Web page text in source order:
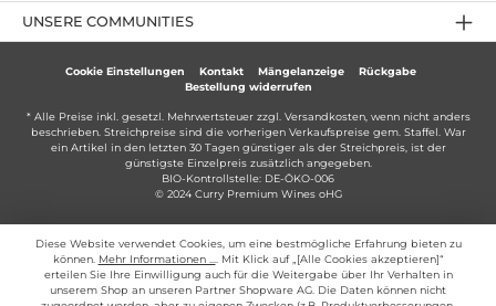
UNSERE COMMUNITIES
Cookie Einstellungen Kontakt Mängelanzeige
Rückgabe
Bestellung widerrufen
* Alle Preise inkl. gesetzl. Mehrwertsteuer zzgl. Versandkosten, wenn nicht anders
beschrieben. Streichpreise sind die vorherigen Verkaufspreise gem. Staffel. War
ein Artikel in den letzten 30 Tagen günstiger als der Streichpreis, ist der
günstigste Einzelpreis zusätzlich angegeben.
BIO-Kontrollstelle: DE-ÖKO-006
© 2024 Curry Premium Wines oHG
Diese Website verwendet Cookies, um eine bestmögliche Erfahrung bieten zu
können. Mehr Informationen ...
. Mit Klick auf „[Alle Cookies akzeptieren]“
erteilen Sie Ihre Einwilligung auch für die Weitergabe über Ihr Verhalten in
unserem Shop an unseren Partner Shopware AG. Die Daten können nicht